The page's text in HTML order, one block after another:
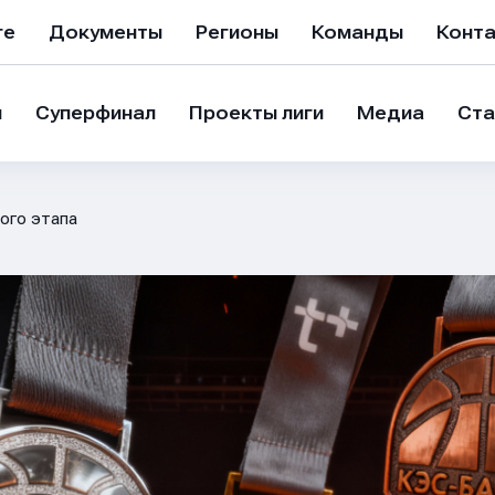
Документы Регионы Команды
Суперфинал Проекты лиги Медиа
этапа